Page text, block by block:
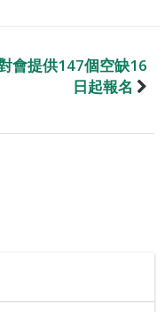
會提供147個空缺16
日起報名